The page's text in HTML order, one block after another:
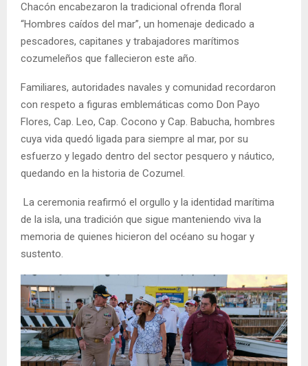
Chacón encabezaron la tradicional ofrenda floral
“Hombres caídos del mar”, un homenaje dedicado a
pescadores, capitanes y trabajadores marítimos
cozumeleños que fallecieron este año.
Familiares, autoridades navales y comunidad recordaron
con respeto a figuras emblemáticas como Don Payo
Flores, Cap. Leo, Cap. Cocono y Cap. Babucha, hombres
cuya vida quedó ligada para siempre al mar, por su
esfuerzo y legado dentro del sector pesquero y náutico,
quedando en la historia de Cozumel.
La ceremonia reafirmó el orgullo y la identidad marítima
de la isla, una tradición que sigue manteniendo viva la
memoria de quienes hicieron del océano su hogar y
sustento.